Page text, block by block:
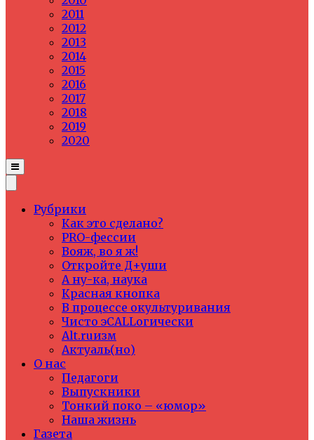
2011
2012
2013
2014
2015
2016
2017
2018
2019
2020
Рубрики
Как это сделано?
PRO-фессии
Вояж, во я ж!
Откройте Д+уши
А ну-ка, наука
Красная кнопка
В процессе окультуривания
Чисто эCALLогически
Alt.ruизм
Актуаль(но)
О нас
Педагоги
Выпускники
Тонкий поко – «юмор»
Наша жизнь
Газета